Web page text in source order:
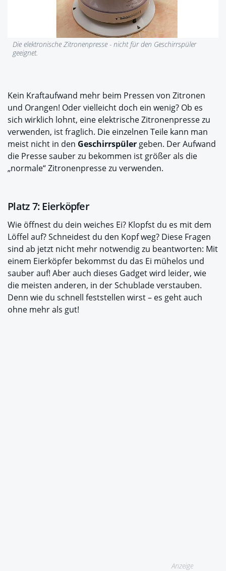
Die elektronische Zitronenpresse - nicht für den Geschirrspüler
geeignet.
Kein Kraftaufwand mehr beim Pressen von Zitronen
und Orangen! Oder vielleicht doch ein wenig? Ob es
sich wirklich lohnt, eine elektrische Zitronenpresse zu
verwenden, ist fraglich. Die einzelnen Teile kann man
meist nicht in den Geschirrspüler geben. Der Aufwand
die Presse sauber zu bekommen ist größer als die
„normale“ Zitronenpresse zu verwenden.
Platz 7: Eierköpfer
Wie öffnest du dein weiches Ei? Klopfst du es mit dem
Löffel auf? Schneidest du den Kopf weg? Diese Fragen
sind ab jetzt nicht mehr notwendig zu beantworten: Mit
einem Eierköpfer bekommst du das Ei mühelos und
sauber auf! Aber auch dieses Gadget wird leider, wie
die meisten anderen, in der Schublade verstauben.
Denn wie du schnell feststellen wirst – es geht auch
ohne mehr als gut!
Anzeige